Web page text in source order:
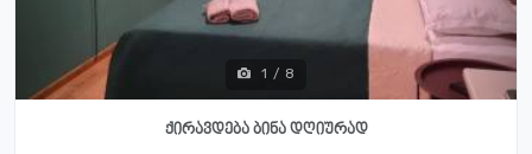
1 / 8
ქირავდება ბინა დღიურად